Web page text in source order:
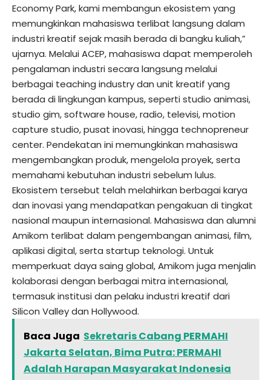
Economy Park, kami membangun ekosistem yang
memungkinkan mahasiswa terlibat langsung dalam
industri kreatif sejak masih berada di bangku kuliah,”
ujarnya. Melalui ACEP, mahasiswa dapat memperoleh
pengalaman industri secara langsung melalui
berbagai teaching industry dan unit kreatif yang
berada di lingkungan kampus, seperti studio animasi,
studio gim, software house, radio, televisi, motion
capture studio, pusat inovasi, hingga technopreneur
center. Pendekatan ini memungkinkan mahasiswa
mengembangkan produk, mengelola proyek, serta
memahami kebutuhan industri sebelum lulus.
Ekosistem tersebut telah melahirkan berbagai karya
dan inovasi yang mendapatkan pengakuan di tingkat
nasional maupun internasional. Mahasiswa dan alumni
Amikom terlibat dalam pengembangan animasi, film,
aplikasi digital, serta startup teknologi. Untuk
memperkuat daya saing global, Amikom juga menjalin
kolaborasi dengan berbagai mitra internasional,
termasuk institusi dan pelaku industri kreatif dari
Silicon Valley dan Hollywood.
Baca Juga Sekretaris Cabang PERMAHI
Jakarta Selatan, Bima Putra: PERMAHI
Adalah Harapan Masyarakat Indonesia